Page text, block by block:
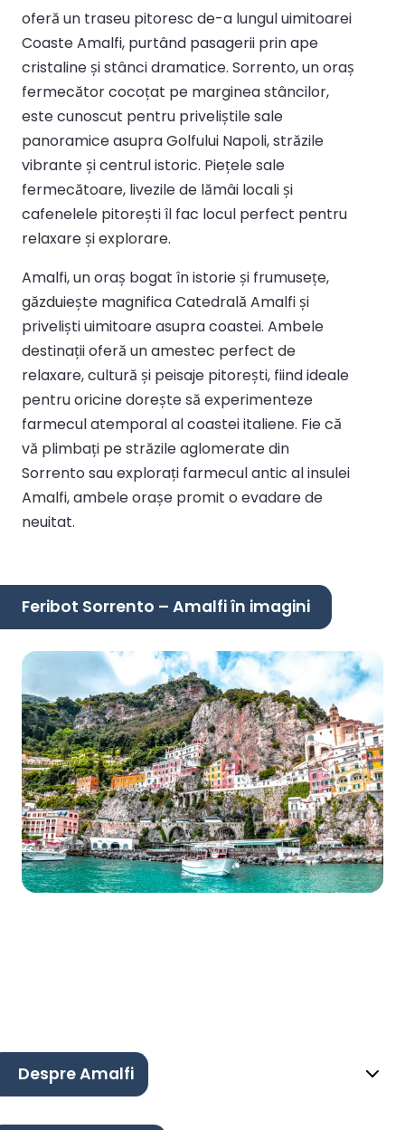
oferă un traseu pitoresc de-a lungul uimitoarei
Coaste Amalfi, purtând pasagerii prin ape
cristaline și stânci dramatice. Sorrento, un oraș
fermecător cocoțat pe marginea stâncilor,
este cunoscut pentru priveliștile sale
panoramice asupra Golfului Napoli, străzile
vibrante și centrul istoric. Piețele sale
fermecătoare, livezile de lămâi locali și
cafenelele pitorești îl fac locul perfect pentru
relaxare și explorare.
Amalfi, un oraș bogat în istorie și frumusețe,
găzduiește magnifica Catedrală Amalfi și
priveliști uimitoare asupra coastei. Ambele
destinații oferă un amestec perfect de
relaxare, cultură și peisaje pitorești, fiind ideale
pentru oricine dorește să experimenteze
farmecul atemporal al coastei italiene. Fie că
vă plimbați pe străzile aglomerate din
Sorrento sau explorați farmecul antic al insulei
Amalfi, ambele orașe promit o evadare de
neuitat.
Feribot Sorrento – Amalfi în imagini
Despre Amalfi